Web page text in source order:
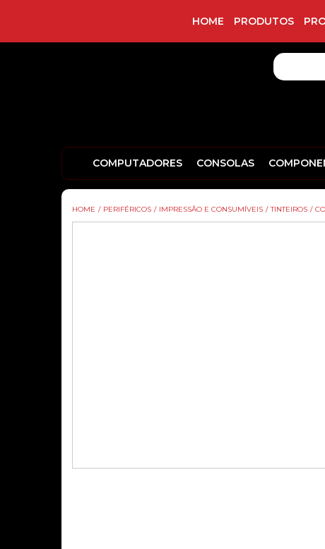
HOME PRODUTOS
COMPUTADORES CONSOLAS
HOME / PERIFÉRICOS / IMPRESSÃO E CONSUMÍVEIS / TINTEIROS /